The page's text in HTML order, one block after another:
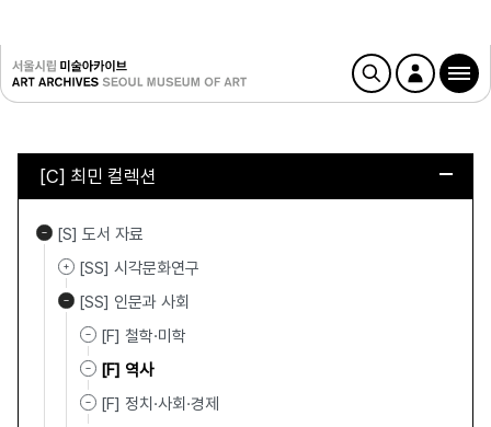
[C] 최민 컬렉션
[S] 도서 자료
[SS] 시각문화연구
[SS] 인문과 사회
[F] 철학·미학
[F] 역사
[F] 정치·사회·경제